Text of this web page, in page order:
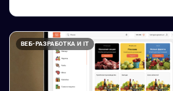
ВЕБ-РАЗРАБОТКА И IT